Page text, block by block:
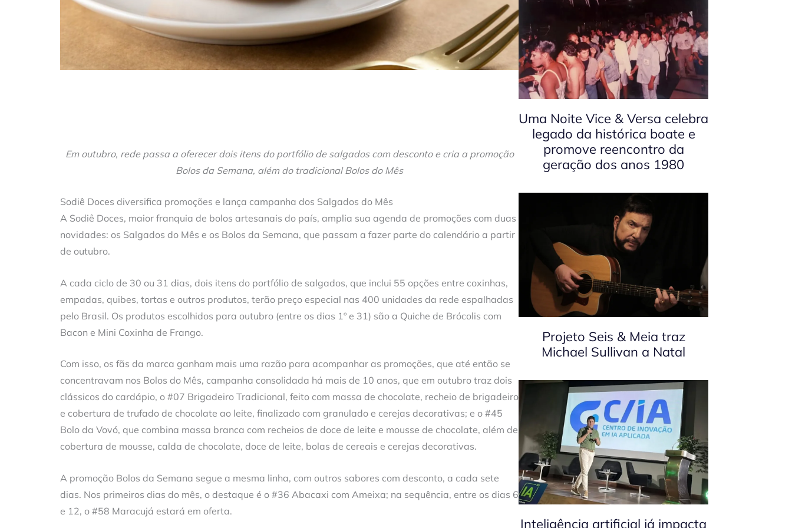
Em outubro, rede passa a oferecer dois itens do portfólio de salgados com desconto e cria a promoção
Bolos da Semana, além do tradicional Bolos do Mês
Sodiê Doces diversifica promoções e lança campanha dos Salgados do Mês
A Sodiê Doces, maior franquia de bolos artesanais do país, amplia sua agenda de promoções com duas
novidades: os Salgados do Mês e os Bolos da Semana, que passam a fazer parte do calendário a partir
de outubro.
A cada ciclo de 30 ou 31 dias, dois itens do portfólio de salgados, que inclui 55 opções entre coxinhas,
empadas, quibes, tortas e outros produtos, terão preço especial nas 400 unidades da rede espalhadas
pelo Brasil. Os produtos escolhidos para outubro (entre os dias 1º e 31) são a Quiche de Brócolis com
Bacon e Mini Coxinha de Frango.
Com isso, os fãs da marca ganham mais uma razão para acompanhar as promoções, que até então se
concentravam nos Bolos do Mês, campanha consolidada há mais de 10 anos, que em outubro traz dois
clássicos do cardápio, o #07 Brigadeiro Tradicional, feito com massa de chocolate, recheio de brigadeiro
e cobertura de trufado de chocolate ao leite, finalizado com granulado e cerejas decorativas; e o #45
Bolo da Vovó, que combina massa branca com recheios de doce de leite e mousse de chocolate, além de
cobertura de mousse, calda de chocolate, doce de leite, bolas de cereais e cerejas decorativas.
A promoção Bolos da Semana segue a mesma linha, com outros sabores com desconto, a cada sete
dias. Nos primeiros dias do mês, o destaque é o #36 Abacaxi com Ameixa; na sequência, entre os dias 6
e 12, o #58 Maracujá estará em oferta.
Uma Noite Vice & Versa celebra
legado da histórica boate e
promove reencontro da
geração dos anos 1980
Projeto Seis & Meia traz
Michael Sullivan a Natal
Inteligência artificial já impacta